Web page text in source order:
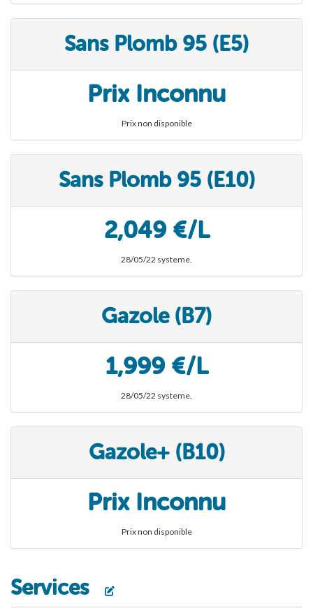
Sans Plomb 95 (E5)
Prix Inconnu
Prix non disponible
Sans Plomb 95 (E10)
2,049 €/L
28/05/22 systeme.
Gazole (B7)
1,999 €/L
28/05/22 systeme.
Gazole+ (B10)
Prix Inconnu
Prix non disponible
Services